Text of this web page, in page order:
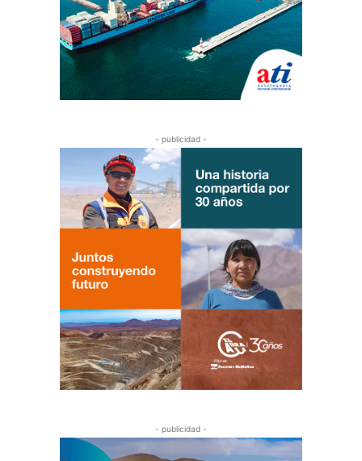
- publicidad -
- publicidad -